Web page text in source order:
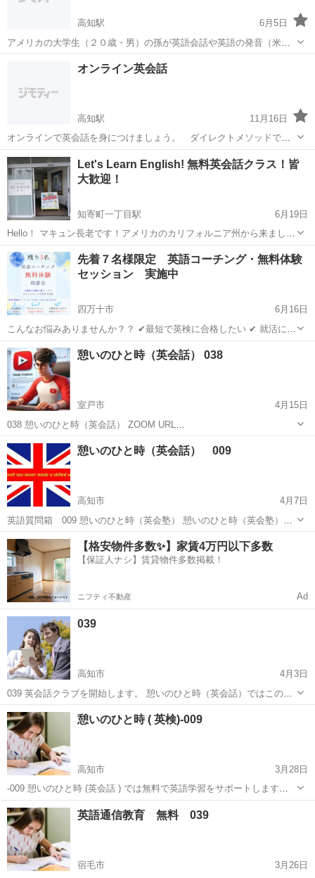
高知駅
6月5日
アメリカの大学生（２０歳・男）の孫が英語会話や英語の発音（米
語）を教えますので、その代わりに日本語会話や発音を教えてくださ
高知駅 英会話
オンライン英会話
高知駅
11月16日
オンラインで英会話を身につけましょう。 ダイレクトメソッドで
す。英語で考えて英語しか使わないで英語脳を作ろう！ 教材は無料
提供します。一時間１５００円 お支払いは事後ＰＡＹＰＡＬで。 最
初の1時間はトライアルです。続けない場...
高知 高知市 オンライン
Let's Learn English! 無料英会話クラス！皆
大歓迎！
知寄町一丁目駅
6月19日
Hello！ マキュン長老です！アメリカのカリフォルニア州から来まし
た！教会のボランティアとして、無料英会話を教えます！ 一時間に、
ネイティブから英語の単語を学んだり、会話練習したり、楽しいゲー
ムをやったりします！皆さん大...
高知 高知市 知寄町一丁目駅 英会話 Let
先着７名様限定 英語コーチング・無料体験
セッション 実施中
四万十市
6月16日
こんなお悩みありませんか？？ ✔最短で英検に合格したい ✔ 就活に向
けてTOEICの点数を上げたい ✔ 長年勉強しているのに成果が出ない ✔
英語に苦手意識を持つお子様の英語学習をサポートしたい ✔ もう一度
英...
高知 四万十市 1級
憩いのひと時（英会話） 038
室戸市
4月15日
038 憩いのひと時（英会話） ZOOM URL
https://us05web.zoom.us/j/81138885893?
pwd=TlZiSWNKTXR2MXFxYmRVMmprajJTZz09...
高知 室戸市 リーディング
憩いのひと時（英会話） 009
高知市
4月7日
英語質問箱 009 憩いのひと時（英会塾） 憩いのひと時（英会塾）で
は英語力を高めるため様々な講座を用意しています。 また英語本の多
読を推奨し、単語力、英文解釈力の向上を目指しています。 ZOOMに
よ...
高知 高知市 英会話 Exchange
【格安物件多数✨】家賃4万円以下多数
【保証人ナシ】賃貸物件多数掲載！
ニフティ不動産 Ad
039
高知市
4月3日
039 英会話クラブを開始します。 憩いのひと時（英会話）ではこのた
び英会話クラブを開始します。 この英会話クラブは学習ではなくて、
1：1で英会話を楽しむことが主体です。 ブレークアウトルームを作...
高知 高知市 無料
憩いのひと時 ( 英検)-009
高知市
3月28日
-009 憩いのひと時 (英会話 ) では無料で英語学習をサポートします。
楽しく英語を学びましょう。 ZOOMでの授業： 全て無料で、顔出しも
しなくて良いです。 予約は「こくちーず」でお願いします。予約なし
で...
高知 高知市 英語/基礎英語 初心者
英語通信教育 無料 039
宿毛市 3月26日